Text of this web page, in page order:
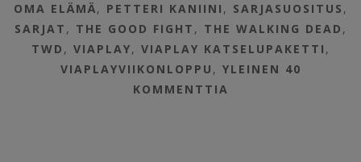
OMA ELÄMÄ, PETTERI KANIINI , SARJASUOSITUS ,
SARJAT , THE GOOD FIGHT , THE WALKING DEAD ,
TWD ,VIAPLAY,VIAPLAY KATSELUPAKETTI ,
VIAPLAYVIIKONLOPPU ,YLEINEN 40
KOMMENTTIA